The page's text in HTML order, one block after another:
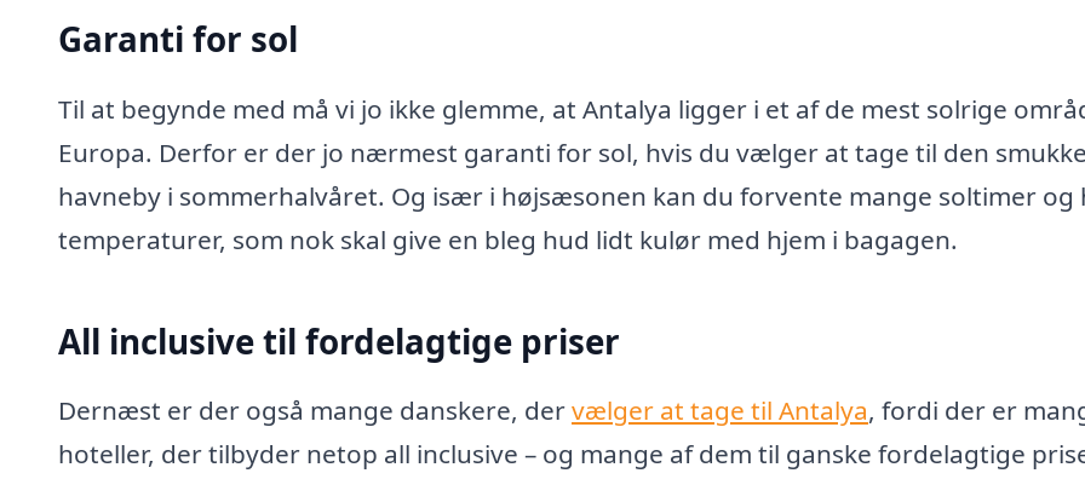
Garanti for sol
Til at begynde med må vi jo ikke glemme, at Antalya ligger i et af de mest solrige
Europa. Derfor er der jo nærmest garanti for sol, hvis du vælger at tage til den
havneby i sommerhalvåret. Og især i højsæsonen kan du forvente mange soltimer og
temperaturer, som nok skal give en bleg hud lidt kulør med hjem i bagagen.
All inclusive til fordelagtige priser
Dernæst er der også mange danskere, dervælger at tage til Antalya, fordi der er
hoteller, der tilbyder netop all inclusive – og mange af dem til ganske fordelagtige